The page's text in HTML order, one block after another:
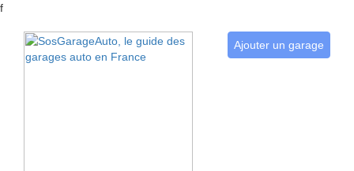
f
Ajouter un garage